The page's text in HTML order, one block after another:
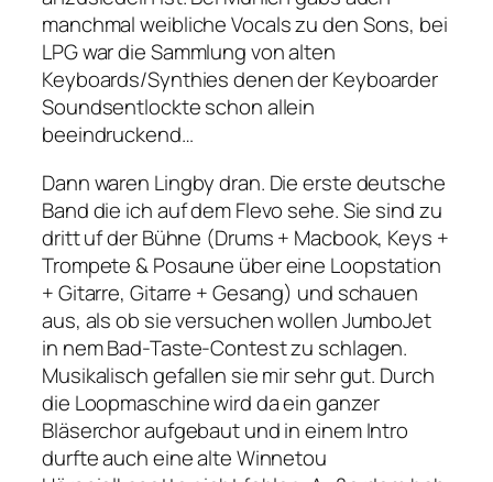
manchmal weibliche Vocals zu den Sons, bei
LPG war die Sammlung von alten
Keyboards/Synthies denen der Keyboarder
Soundsentlockte schon allein
beeindruckend…
Dann waren Lingby dran. Die erste deutsche
Band die ich auf dem Flevo sehe. Sie sind zu
dritt uf der Bühne (Drums + Macbook, Keys +
Trompete & Posaune über eine Loopstation
+ Gitarre, Gitarre + Gesang) und schauen
aus, als ob sie versuchen wollen JumboJet
in nem Bad-Taste-Contest zu schlagen.
Musikalisch gefallen sie mir sehr gut. Durch
die Loopmaschine wird da ein ganzer
Bläserchor aufgebaut und in einem Intro
durfte auch eine alte Winnetou